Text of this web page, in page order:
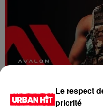
Le respect
priorité